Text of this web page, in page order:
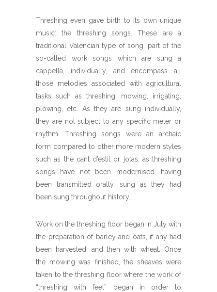
Threshing even gave birth to its own unique
music: the threshing songs. These are a
traditional Valencian type of song, part of the
so-called work songs which are sung a
cappella, individually, and encompass all
those melodies associated with agricultural
tasks such as threshing, mowing, irrigating,
plowing, etc. As they are sung individually,
they are not subject to any specific meter or
rhythm. Threshing songs were an archaic
form compared to other more modern styles
such as the cant d’estil or jotas, as threshing
songs have not been modernised, having
been transmitted orally, sung as they had
been sung throughout history.
Work on the threshing floor began in July with
the preparation of barley and oats, if any had
been harvested, and then with wheat. Once
the mowing was finished, the sheaves were
taken to the threshing floor where the work of
“threshing with feet” began in order to